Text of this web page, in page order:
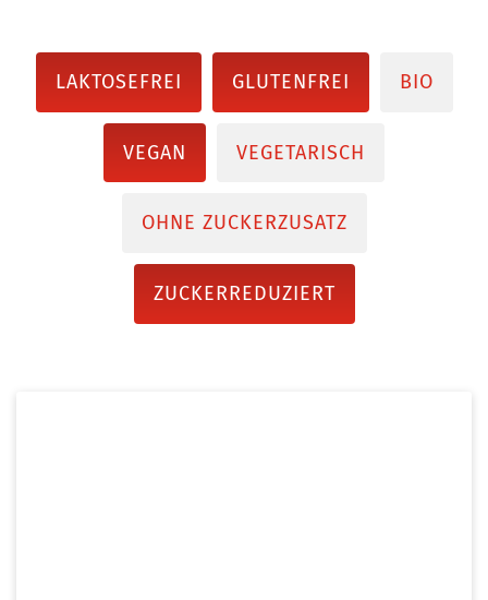
LAKTOSEFREI GLUTENFREI BIO
VEGAN VEGETARISCH
OHNE ZUCKERZUSATZ
ZUCKERREDUZIERT